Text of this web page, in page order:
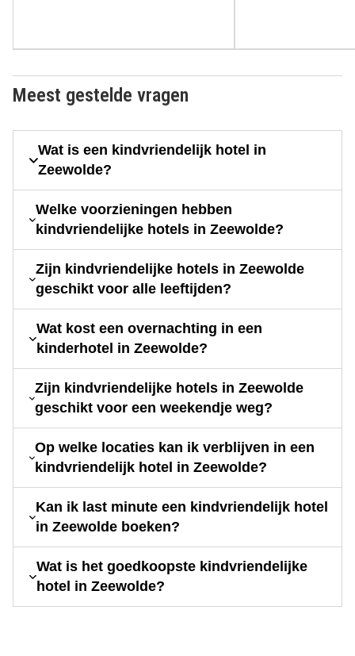
Meest gestelde vragen
Wat is een kindvriendelijk hotel in
Zeewolde?
Welke voorzieningen hebben
kindvriendelijke hotels in Zeewolde?
Zijn kindvriendelijke hotels in Zeewolde
geschikt voor alle leeftijden?
Wat kost een overnachting in een
kinderhotel in Zeewolde?
Zijn kindvriendelijke hotels in Zeewolde
geschikt voor een weekendje weg?
Op welke locaties kan ik verblijven in een
kindvriendelijk hotel in Zeewolde?
Kan ik last minute een kindvriendelijk hotel
in Zeewolde boeken?
Wat is het goedkoopste kindvriendelijke
hotel in Zeewolde?